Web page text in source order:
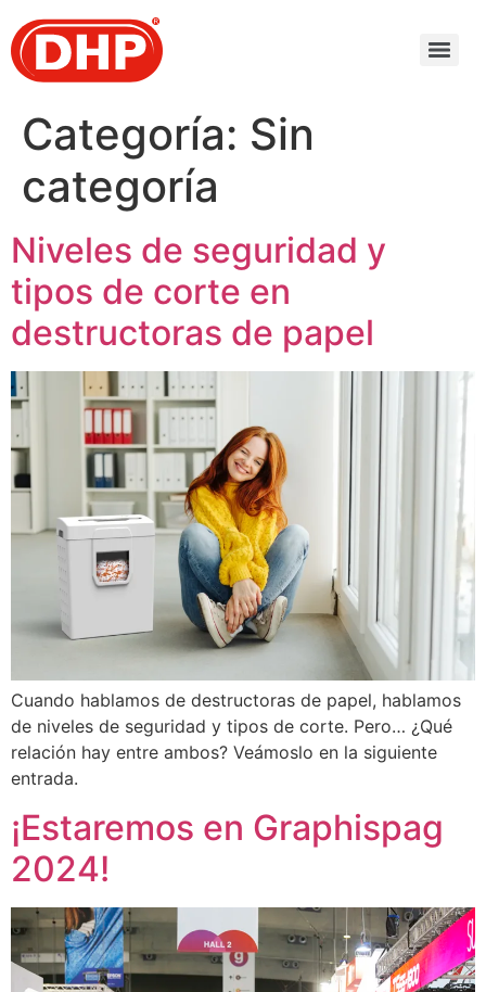
Categoría: Sin
categoría
Niveles de seguridad y
tipos de corte en
destructoras de papel
Cuando hablamos de destructoras de papel, hablamos
de niveles de seguridad y tipos de corte. Pero… ¿Qué
relación hay entre ambos? Veámoslo en la siguiente
entrada.
¡Estaremos en Graphispag
2024!